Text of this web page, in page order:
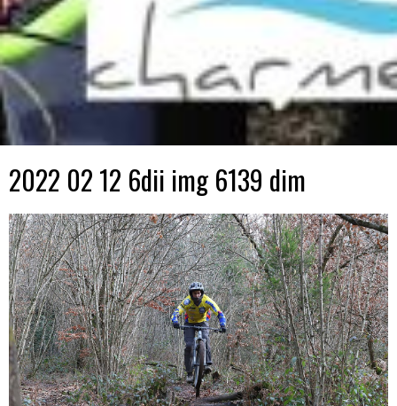
2022 02 12 6dii img 6139 dim